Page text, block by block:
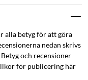
se viktiga detaljer i
parkeringar.
alla betyg för att göra
nedan skrivs
och recensioner
för publicering här